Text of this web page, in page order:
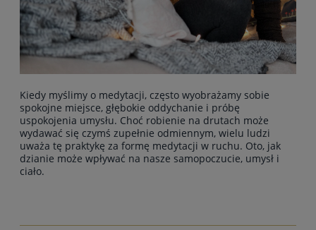
Kiedy myślimy o medytacji, często wyobrażamy sobie
spokojne miejsce, głębokie oddychanie i próbę
uspokojenia umysłu. Choć robienie na drutach może
wydawać się czymś zupełnie odmiennym, wielu ludzi
uważa tę praktykę za formę medytacji w ruchu. Oto, jak
dzianie może wpływać na nasze samopoczucie, umysł i
ciało.